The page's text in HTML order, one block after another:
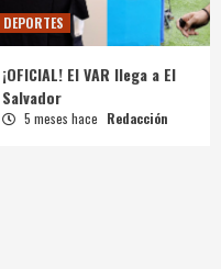
DEPORTES
¡OFICIAL! El VAR llega a El
Salvador
5 meses hace Redacción